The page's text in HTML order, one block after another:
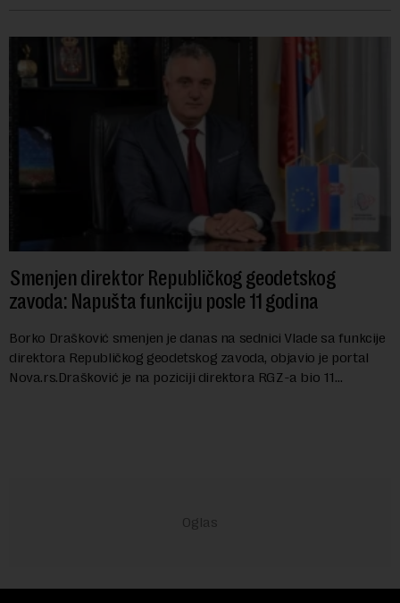
Smenjen direktor Republičkog geodetskog
zavoda: Napušta funkciju posle 11 godina
Borko Drašković smenjen je danas na sednici Vlade sa funkcije
direktora Republičkog geodetskog zavoda, objavio je portal
Nova.rs.Drašković je na poziciji direktora RGZ-a bio 11